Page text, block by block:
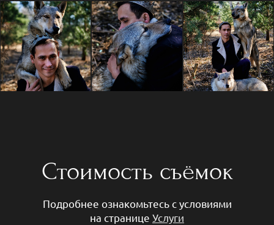
Стоимость съёмок
Подробнее ознакомьтесь с условиями
на странице Услуги